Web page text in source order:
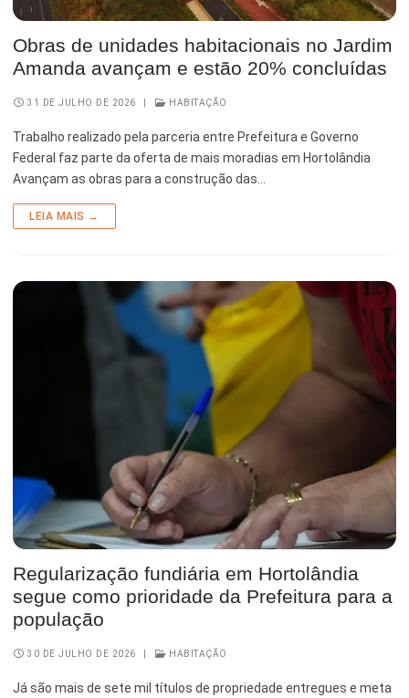
Finanças
Governo
Habitação
Inclusão e Desenvolvimento Social
Meio Ambiente, Desenvolvimento Sustentável e Assuntos
Climáticos
Planejamento Urbano e Gestão Estratégica
Tecnologia e Inovação
Obras de unidades habitacionais no Jardim
Amanda avançam e estão 20% concluídas
31 DE JULHO DE 2026 HABITAÇÃO
Trabalho realizado pela parceria entre Prefeitura e Governo
Federal faz parte da oferta de mais moradias em Hortolândia
Avançam as obras para a construção das…
LEIA MAIS →
Regularização fundiária em Hortolândia
segue como prioridade da Prefeitura para a
população
30 DE JULHO DE 2026 HABITAÇÃO
Já são mais de sete mil títulos de propriedade entregues e meta